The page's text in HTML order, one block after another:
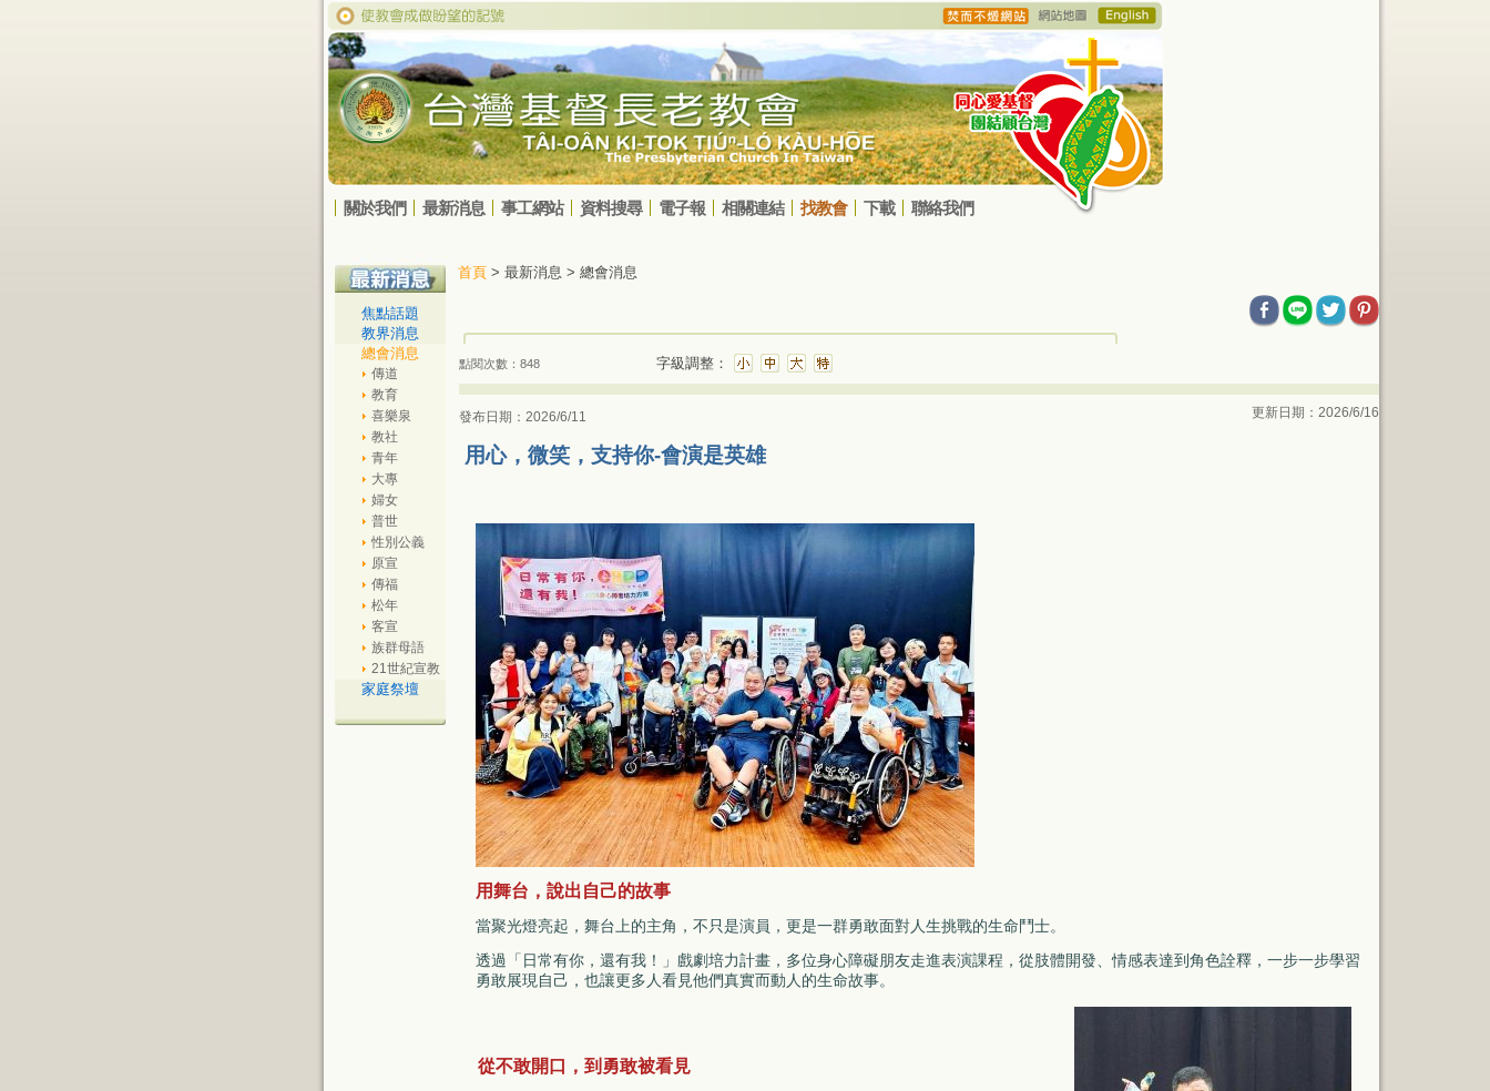
關於我們 最新消息 事工網站 資料搜尋 電子報 相關連結 找教會 下載 聯絡我們
焦點話題
教界消息
總會消息
傳道
教育
喜樂泉
教社
青年
大專
婦女
普世
性別公義
原宣
傳福
松年
客宣
族群母語
21世紀宣教
家庭祭壇
首頁 > 最新消息 > 總會消息
點閱次數：848 字級調整：
發布日期：2026/6/11 更新日期：2026/6/16
用心，微笑，支持你-會演是英雄
用舞台，說出自己的故事
當聚光燈亮起，舞台上的主角，不只是演員，更是一群勇敢面對人生挑戰的生命鬥士。
透過「日常有你，還有我！」戲劇培力計畫，多位身心障礙朋友走進表演課程，從肢體開發、情感表達到角色詮釋，一步一步學習
勇敢展現自己，也讓更多人看見他們真實而動人的生命故事。
從不敢開口，到勇敢被看見